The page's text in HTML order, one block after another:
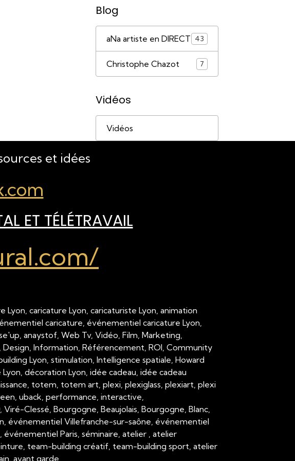
Blog
aNa artiste en DIRECT 43
Christophe Chazot 7
Vidéos
Vidéos
et idées
ET TÉLÉTRAVAIL
caricature Lyon, caricaturiste Lyon, animation
caricature, événementiel caricature Lyon,
anaystof, Web Tv, Vidéo, Film, Marketing,
Information, Référencement, ROI, Community
Lyon, stimulation, Intelligence spatiale, Howard
décoration Lyon, idée cadeau, idée cadeau
totem, totem art, plexi, plexiglass, plexiart, plexi
uback, performance, interactive,
Clessé, Bourgogne, Beaujolais, Bourgogne, Blanc,
événementiel Villefranche-sur-saône, événementiel
Paris, séminaire, atelier , atelier
team-building créatif, team-building sport, atelier
avant garde